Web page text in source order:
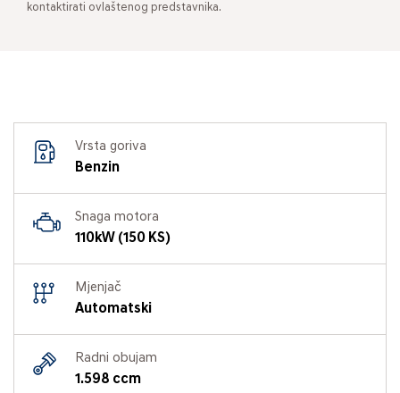
kontaktirati ovlaštenog predstavnika.
Vrsta goriva
Benzin
Snaga motora
110kW (150 KS)
Mjenjač
Automatski
Radni obujam
1.598 ccm